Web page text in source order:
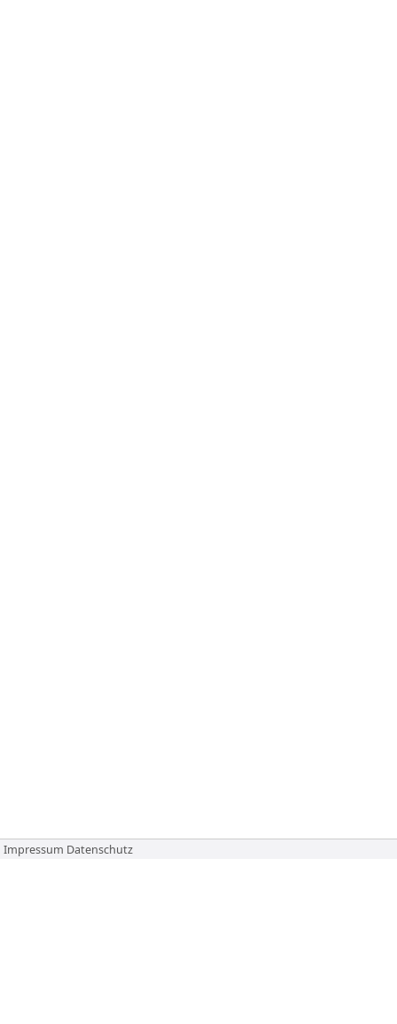
Impressum Datenschutz